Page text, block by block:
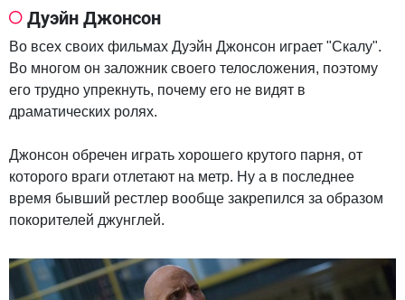
Дуэйн Джонсон
Во всех своих фильмах Дуэйн Джонсон играет "Скалу".
Во многом он заложник своего телосложения, поэтому
его трудно упрекнуть, почему его не видят в
драматических ролях.
Джонсон обречен играть хорошего крутого парня, от
которого враги отлетают на метр. Ну а в последнее
время бывший рестлер вообще закрепился за образом
покорителей джунглей.